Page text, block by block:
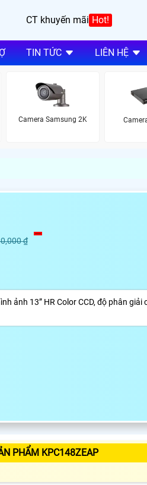
CT khuyến mãi Hot!
TIN TỨC LIÊN HỆ
Camera Samsung 2K
₫
ảnh 13” HR Color CCD, độ phân
PHẨM KPC148ZEAP